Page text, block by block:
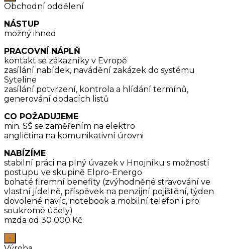
Obchodní oddělení
NÁSTUP
možný ihned
PRACOVNÍ NÁPLŇ
kontakt se zákazníky v Evropě
zasílání nabídek, navádění zakázek do systému
Syteline
zasílání potvrzení, kontrola a hlídání termínů,
generování dodacích listů
CO POŽADUJEME
min. SŠ se zaměřením na elektro
angličtina na komunikativní úrovni
NABÍZÍME
stabilní práci na plný úvazek v Hnojníku s možností
postupu ve skupině Elpro-Energo
bohaté firemní benefity (zvýhodněné stravování ve
vlastní jídelně, příspěvek na penzijní pojištění, týden
dovolené navíc, notebook a mobilní telefon i pro
soukromé účely)
mzda od 30 000 Kč
×